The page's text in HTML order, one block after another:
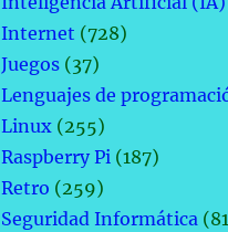
Internet (728)
Juegos (37)
Lenguajes de
Linux (255)
Raspberry Pi (187)
Retro (259)
Seguridad Informática